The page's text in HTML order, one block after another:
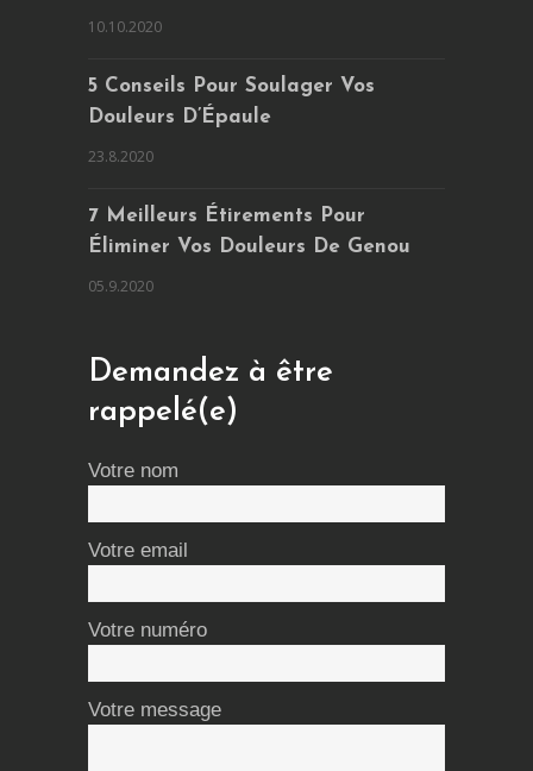
10.10.2020
5 Conseils Pour Soulager Vos
Douleurs D’Épaule
23.8.2020
7 Meilleurs Étirements Pour
Éliminer Vos Douleurs De Genou
05.9.2020
Demandez à être
rappelé(e)
Votre nom
Votre email
Votre numéro
Votre message